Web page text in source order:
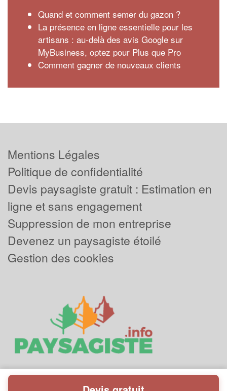
Quand et comment semer du gazon ?
La présence en ligne essentielle pour les
artisans : au-delà des avis Google sur
MyBusiness, optez pour Plus que Pro
Comment gagner de nouveaux clients
Mentions Légales
Politique de confidentialité
Devis paysagiste gratuit : Estimation en
ligne et sans engagement
Suppression de mon entreprise
Devenez un paysagiste étoilé
Gestion des cookies